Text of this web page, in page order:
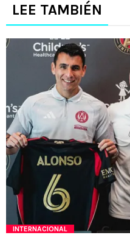
LEE TAMBIÉN
INTERNACIONAL